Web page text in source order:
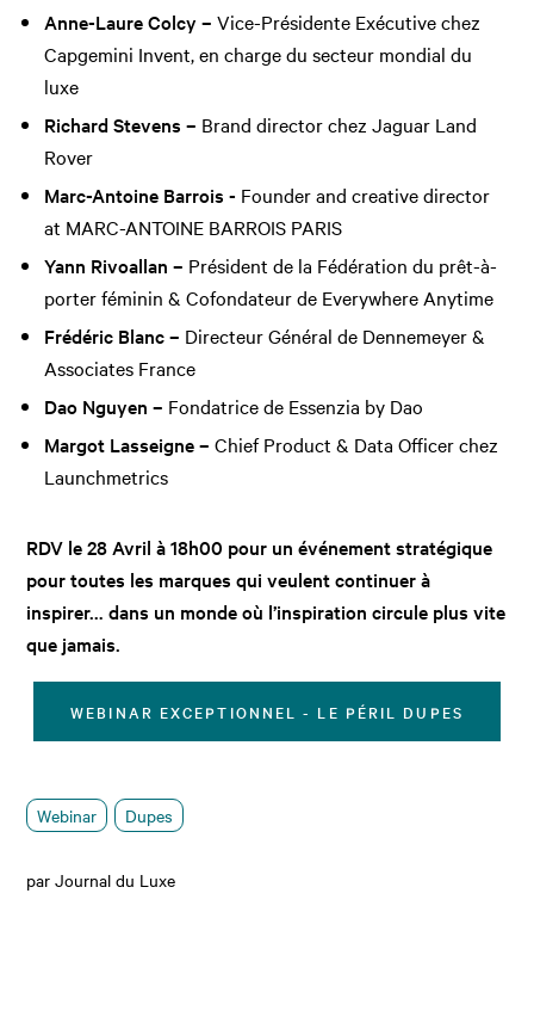
Anne-Laure Colcy – Vice-Présidente Exécutive chez
Capgemini Invent, en charge du secteur mondial du
luxe
Richard Stevens – Brand director chez Jaguar Land
Rover
Marc-Antoine Barrois - Founder and creative director
at MARC-ANTOINE BARROIS PARIS
Yann Rivoallan – Président de la Fédération du prêt-à-
porter féminin & Cofondateur de Everywhere Anytime
Frédéric Blanc – Directeur Général de Dennemeyer &
Associates France
Dao Nguyen – Fondatrice de Essenzia by Dao
Margot Lasseigne – Chief Product & Data Officer chez
Launchmetrics
RDV le 28 Avril à 18h00 pour un événement stratégique
pour toutes les marques qui veulent continuer à
inspirer… dans un monde où l’inspiration circule plus vite
que jamais.
WEBINAR EXCEPTIONNEL - LE PÉRIL DUPES
Webinar Dupes
par Journal du Luxe